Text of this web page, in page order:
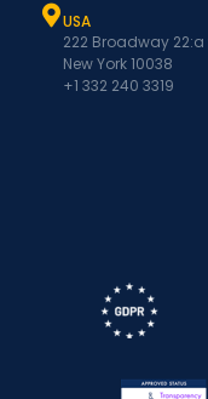
USA
222 Broadway
New York 10038
+1 332 240 3319